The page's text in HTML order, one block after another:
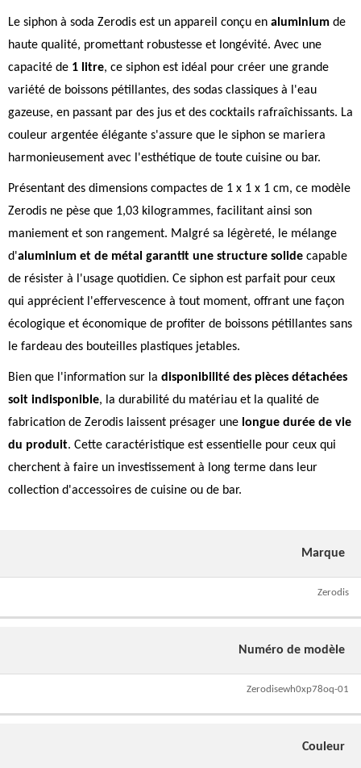
Le siphon à soda Zerodis est un appareil conçu en aluminium de
haute qualité, promettant robustesse et longévité. Avec une
capacité de 1 litre, ce siphon est idéal pour créer une grande
variété de boissons pétillantes, des sodas classiques à l'eau
gazeuse, en passant par des jus et des cocktails rafraîchissants. La
couleur argentée élégante s'assure que le siphon se mariera
harmonieusement avec l'esthétique de toute cuisine ou bar.
Présentant des dimensions compactes de 1 x 1 x 1 cm, ce modèle
Zerodis ne pèse que 1,03 kilogrammes, facilitant ainsi son
maniement et son rangement. Malgré sa légèreté, le mélange
d'aluminium et de métal garantit une structure solide capable
de résister à l'usage quotidien. Ce siphon est parfait pour ceux
qui apprécient l'effervescence à tout moment, offrant une façon
écologique et économique de profiter de boissons pétillantes sans
le fardeau des bouteilles plastiques jetables.
Bien que l'information sur la disponibilité des pièces détachées
soit indisponible, la durabilité du matériau et la qualité de
fabrication de Zerodis laissent présager une longue durée de vie
du produit. Cette caractéristique est essentielle pour ceux qui
cherchent à faire un investissement à long terme dans leur
collection d'accessoires de cuisine ou de bar.
Marque
Zerodis
Numéro de modèle
Zerodisewh0xp78oq-01
Couleur